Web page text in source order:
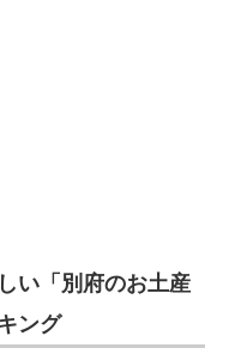
い「別府のお土産
ング